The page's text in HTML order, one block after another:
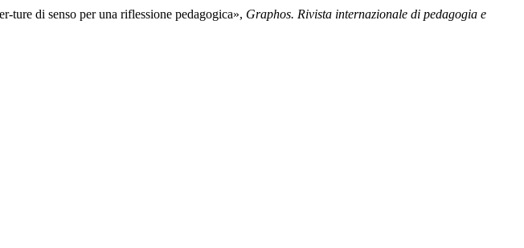
ture di senso per una riflessione pedagogica», Graphos. Rivista internazionale di pedagogia e